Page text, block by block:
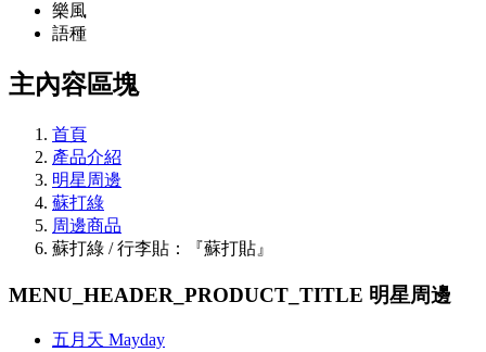
樂風
語種
主內容區塊
首頁
產品介紹
明星周邊
蘇打綠
周邊商品
蘇打綠 / 行李貼：『蘇打貼』
MENU_HEADER_PRODUCT_TITLE 明星周邊
五月天 Mayday